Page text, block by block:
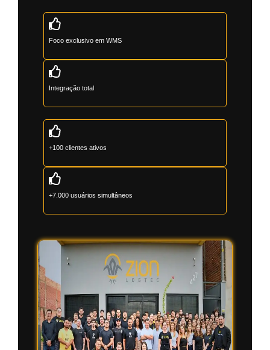
Foco exclusivo em WMS
Integração total
+100 clientes ativos
+7.000 usuários simultâneos